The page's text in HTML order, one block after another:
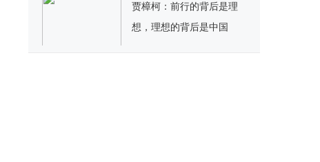
贾樟柯：前行的背后是理
想，理想的背后是中国